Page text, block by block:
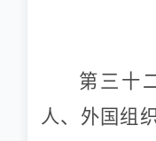
第三十
人、外国组